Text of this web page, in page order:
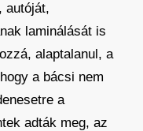
autóját,
laminálását is
alaptalanul, a
a bácsi nem
a
adták meg, az